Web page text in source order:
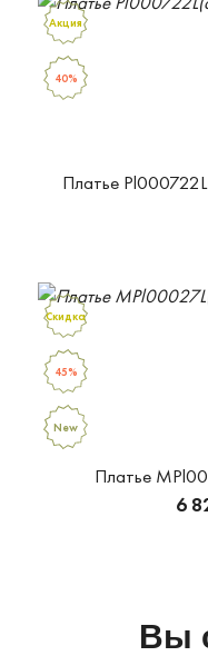
Платье
Акция
40%
Платье
6
Скидка
45%
New
Вы